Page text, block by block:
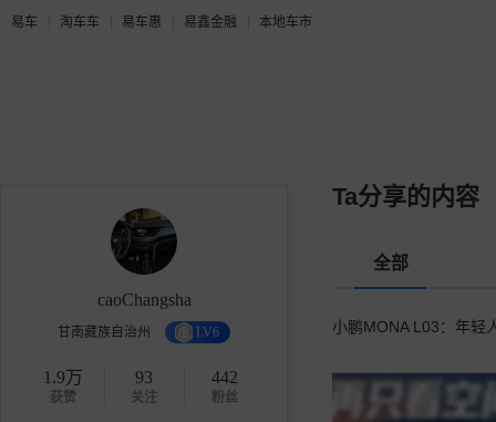
易车 淘车车 易车惠 易鑫金融 本地车市
caoChangsha
甘南藏族自治州 LV6
1.9万
获赞
93
关注
442
粉丝
Ta分享的内容
全部
小鹏MONA L03：年轻